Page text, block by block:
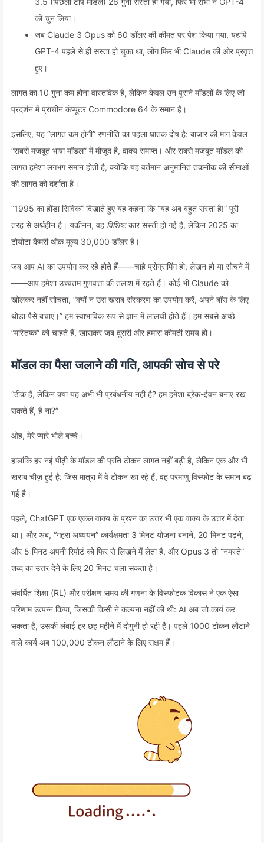
को चुन लिया।
जब Claude 3 Opus को 60 डॉलर की कीमत पर पेश किया गया, यद्यपि
GPT-4 पहले से ही सस्ता हो चुका था, लोग फिर भी Claude की ओर प्रवृत्त
हुए।
लागत का 10 गुना कम होना वास्तविक है, लेकिन केवल उन पुराने मॉडलों के लिए जो
प्रदर्शन में प्राचीन कंप्यूटर Commodore 64 के समान हैं।
इसलिए, यह “लागत कम होगी” रणनीति का पहला घातक दोष है: बाजार की मांग केवल
“सबसे मजबूत भाषा मॉडल” में मौजूद है, वाक्य समाप्त। और सबसे मजबूत मॉडल की
लागत हमेशा लगभग समान होती है, क्योंकि यह वर्तमान अनुमानित तकनीक की सीमाओं
की लागत को दर्शाता है।
“1995 का होंडा सिविक” दिखाते हुए यह कहना कि “यह अब बहुत सस्ता है!” पूरी
तरह से अर्थहीन है। यकीनन, वह विशिष्टकार सस्ती हो गई है, लेकिन 2025 का
टोयोटा कैमरी थोक मूल्य 30,000 डॉलर है।
जब आप AI का उपयोग कर रहे होते हैं——चाहे प्रोग्रामिंग हो, लेखन हो या सोचने में
——आप हमेशा उच्चतम गुणवत्ता की तलाश में रहते हैं। कोई भी Claude को
खोलकर नहीं सोचता, “क्यों न उस खराब संस्करण का उपयोग करें, अपने बॉस के लिए
थोड़ा पैसे बचाएं।” हम स्वाभाविक रूप से ज्ञान में लालची होते हैं। हम सबसे अच्छे
“मस्तिष्क” को चाहते हैं, खासकर जब दूसरी ओर हमारा कीमती समय हो।
मॉडल का पैसा जलाने की गति, आपकी सोच से परे
“ठीक है, लेकिन क्या यह अभी भी प्रबंधनीय नहीं है? हम हमेशा ब्रेक-ईवन बनाए रख
सकते हैं, है ना?”
ओह, मेरे प्यारे भोले बच्चे।
हालांकि हर नई पीढ़ी के मॉडल की प्रति टोकन लागत नहीं बढ़ी है, लेकिन एक और भी
खराब चीज़ हुई है: जिस मात्रा में वे टोकन खा रहे हैं, वह परमाणु विस्फोट के समान बढ़
गई है।
पहले, ChatGPT एक एकल वाक्य के प्रश्न का उत्तर भी एक वाक्य के उत्तर में देता
था। और अब, “गहरा अध्ययन” कार्यक्षमता 3 मिनट योजना बनाने, 20 मिनट पढ़ने,
और 5 मिनट अपनी रिपोर्ट को फिर से लिखने में लेता है, और Opus 3 तो “नमस्ते”
शब्द का उत्तर देने के लिए 20 मिनट चला सकता है।
संवर्धित शिक्षा (RL) और परीक्षण समय की गणना के विस्फोटक विकास ने एक ऐसा
परिणाम उत्पन्न किया, जिसकी किसी ने कल्पना नहीं की थी: AI अब जो कार्य कर
सकता है, उसकी लंबाई हर छह महीने में दोगुनी हो रही है। पहले 1000 टोकन लौटाने
वाले कार्य अब 100,000 टोकन लौटाने के लिए सक्षम हैं।